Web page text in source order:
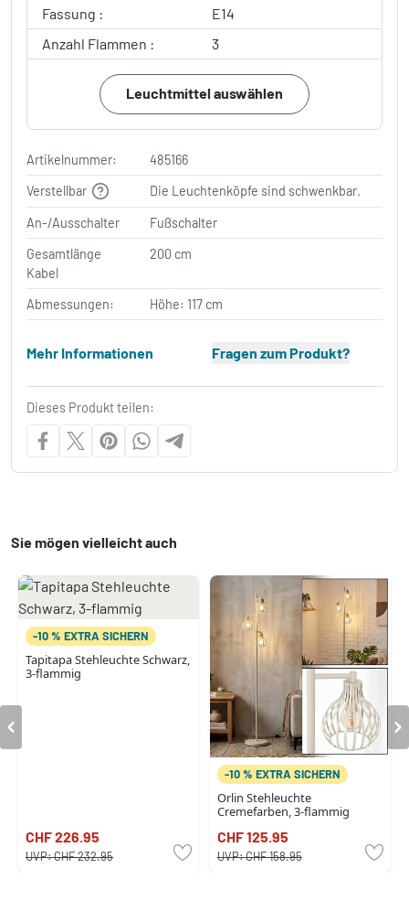
Fassung :
E14
Anzahl Flammen :
3
Leuchtmittel auswählen
Artikelnummer:
485166
Verstellbar
Die Leuchtenköpfe sind schwenkbar.
An-/Ausschalter
Fußschalter
Gesamtlänge
Kabel
200 cm
Abmessungen: Höhe: 117 cm
Mehr Informationen Fragen zum Produkt?
Dieses Produkt teilen:
Sie mögen vielleicht auch
-10 % EXTRA SICHERN
Tapitapa Stehleuchte Schwarz,
3-flammig
CHF 226.95
UVP:CHF 232.95
-10 % EXTRA SICHERN
Orlin Stehleuchte
Cremefarben, 3-flammig
CHF 125.95
UVP:CHF 158.95